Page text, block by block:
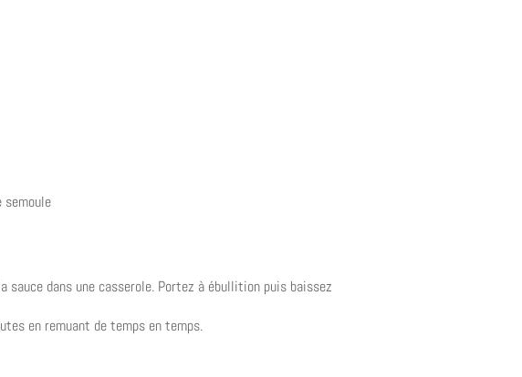
semoule
sauce dans une casserole. Portez à ébullition puis baissez
en remuant de temps en temps.